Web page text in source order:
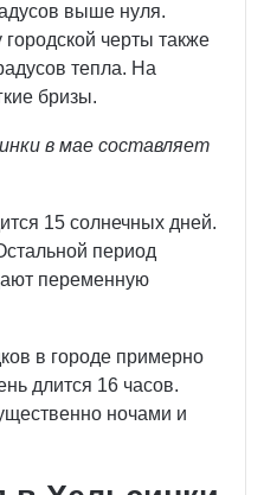
выше нуля.
черты также
тепла. На
бризы.
в мае составляет
15 солнечных дней.
период
переменную
в городе примерно
длится 16 часов.
ночами и